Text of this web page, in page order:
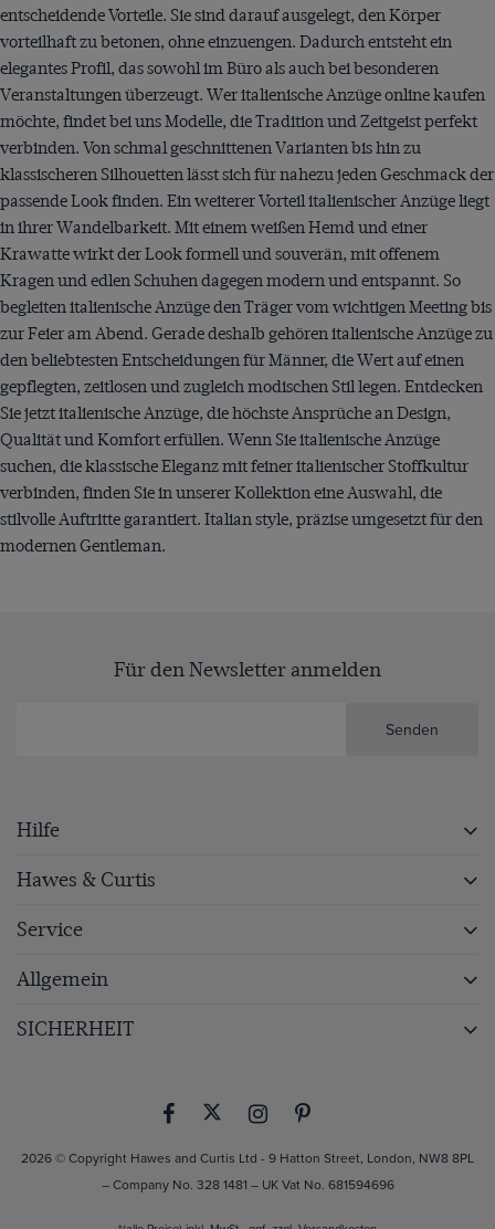
entscheidende Vorteile. Sie sind darauf ausgelegt, den Körper
vorteilhaft zu betonen, ohne einzuengen. Dadurch entsteht ein
elegantes Profil, das sowohl im Büro als auch bei besonderen
Veranstaltungen überzeugt. Wer italienische Anzüge online kaufen
möchte, findet bei uns Modelle, die Tradition und Zeitgeist perfekt
verbinden. Von schmal geschnittenen Varianten bis hin zu
klassischeren Silhouetten lässt sich für nahezu jeden Geschmack der
passende Look finden. Ein weiterer Vorteil italienischer Anzüge liegt
in ihrer Wandelbarkeit. Mit einem weißen Hemd und einer
Krawatte wirkt der Look formell und souverän, mit offenem
Kragen und edlen Schuhen dagegen modern und entspannt. So
begleiten italienische Anzüge den Träger vom wichtigen Meeting bis
zur Feier am Abend. Gerade deshalb gehören italienische Anzüge zu
den beliebtesten Entscheidungen für Männer, die Wert auf einen
gepflegten, zeitlosen und zugleich modischen Stil legen. Entdecken
Sie jetzt italienische Anzüge, die höchste Ansprüche an Design,
Qualität und Komfort erfüllen. Wenn Sie italienische Anzüge
suchen, die klassische Eleganz mit feiner italienischer Stoffkultur
verbinden, finden Sie in unserer Kollektion eine Auswahl, die
stilvolle Auftritte garantiert. Italian style, präzise umgesetzt für den
modernen Gentleman.
Für den Newsletter anmelden
Senden
Hilfe
Hawes & Curtis
Service
Allgemein
SICHERHEIT
2026 © Copyright Hawes and Curtis Ltd - 9 Hatton Street, London, NW8 8PL
– Company No. 328 1481 – UK Vat No. 681594696